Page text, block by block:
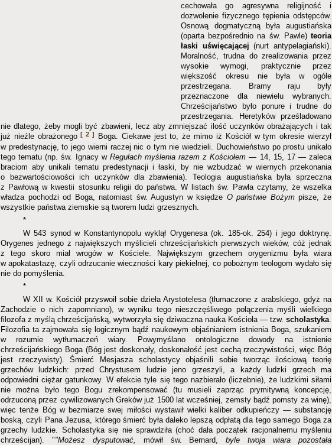
cechowała go agresywna religijność i
dozwolenie fizycznego tępienia odstępców.
Osnową dogmatyczną była augustiańska
(oparta bezpośrednio na św. Pawle) teoria
łaski uświęcającej (nurt antypelagiański).
Moralność, trudna do zrealizowania przez
wysokie wymogi, praktycznie przez
większość okresu nie była w ogóle
przestrzegana. Bramy raju były
przeznaczone dla niewielu wybranych.
Chrześcijaństwo było ponure i trudne do
przestrzegania. Heretyków prześladowano
nie dlatego, żeby mogli być zbawieni, lecz aby zmniejszać ilość uczynków obrażających i tak
już nieźle obrażonego[ 2 ]
Boga. Ciekawe jest to, że mimo iż Kościół w tym okresie wierzył
w predestynację, to jego wierni raczej nic o tym nie wiedzieli. Duchowieństwo po prostu unikało
tego tematu (np. św. Ignacy w Regułach myślenia razem z Kościołem — 14, 15, 17 — zaleca
braciom aby unikali tematu predestynacji i łaski, by nie wzbudzać w wiernych przekonania
o bezwartościowości ich uczynków dla zbawienia). Teologia augustiańska była sprzeczna
z Pawłową w kwestii stosunku religii do państwa. W listach św. Pawła czytamy, że wszelka
władza pochodzi od Boga, natomiast św. Augustyn w księdze O państwie Bożympisze, że
wszystkie państwa ziemskie są tworem ludzi grzesznych.
*
W 543 synod w Konstantynopolu wyklął Orygenesa (ok. 185-ok. 254) i jego doktrynę.
Orygenes jednego z największych myślicieli chrześcijańskich pierwszych wieków, cóż jednak
z tego skoro miał wrogów w Kościele. Największym grzechem orygenizmu była wiara
w apokatastazę, czyli odrzucanie wieczności kary piekielnej, co pobożnym teologom wydało się
nie do pomyślenia.
*
W XII w. Kościół przyswoił sobie dzieła Arystotelesa (tłumaczone z arabskiego, gdyż na
Zachodzie o nich zapomniano), w wyniku tego nieszczęśliwego połączenia myśli wielkiego
filozofa z myślą chrześcijańską, wytworzyła się dziwaczna nauka Kościoła — tzw. scholastyka.
Filozofia ta zajmowała się logicznym bądź naukowym objaśnianiem istnienia Boga, szukaniem
w rozumie wytłumaczeń wiary. Powymyślano ontologiczne dowody na istnienie
chrześcijańskiego Boga (Bóg jest doskonały, doskonałość jest cechą rzeczywistości, więc Bóg
jest rzeczywisty). Śmierć Mesjasza scholastycy objaśnili sobie tworząc ilościową teorię
grzechów ludzkich: przed Chrystusem ludzie jeno grzeszyli, a każdy ludzki grzech ma
odpowiedni ciężar gatunkowy. W efekcie tyle się tego nazbierało (liczebnie), że ludzkimi siłami
nie można było tego Bogu zrekompensować (tu musieli zaprząc prymitywną koncepcję,
odrzuconą przez cywilizowanych Greków już 1500 lat wcześniej, zemsty bądź pomsty za winę),
więc tenże Bóg w bezmiarze swej miłości wystawił wielki kaliber odkupieńczy — substancję
boską, czyli Pana Jezusa, którego śmierć była daleko lepszą odpłatą dla tego samego Boga za
grzechy ludzkie. Scholastyka się nie sprawdziła (choć dała początek racjonalnemu myśleniu
chrześcijan). ""Możesz dysputować, mówił św. Bernard, byle twoja wiara pozostała